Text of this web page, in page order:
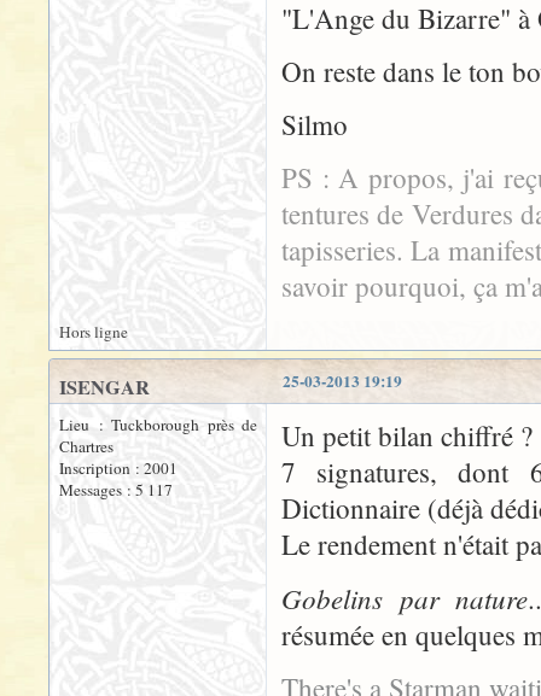
"L'Ange du Bizarre" à
On reste dans le ton
Silmo
PS : A propos, j'ai
tentures de Verdures
tapisseries. La
savoir pourquoi, ça
Hors ligne
25-03-2013 19:19
ISENGAR
Lieu : Tuckborough près de
Chartres
Inscription : 2001
Messages : 5 117
Un petit bilan chiffré ?
7 signatures, dont
Dictionnaire (déjà
Le rendement n'était
Gobelins par nature
résumée en quelques
There's a Starman